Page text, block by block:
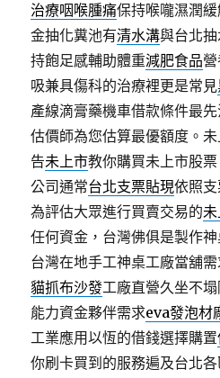
治療咽喉腫痛保持喉嚨濕潤
金抽化糞池有清水溝與台北
持飽足感輔助體重減肥食品
吸兼具傷科的治療裡更是常見
產線滴膏藥機車借款條件最
估價師為您估算最優額度。
告未上市教你購買未上市股
公司通常台北支票貼現依照
為評估大眾進行買賣交易的
任何資金，台灣佛俱是製作
台灣在地手工神桌工廠當舖
貓抓布沙發工廠直營久坐不
能力資金夥伴需求eva發泡材
工業應用以恆的借錢選擇購置
你刷卡買到的服務遍及台北